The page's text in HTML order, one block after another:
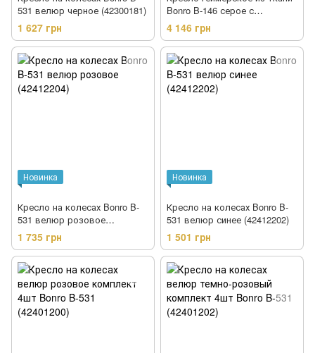
531 велюр черное (42300181)
1 627 грн
Bonro B-146 серое с
подставкой для ног
(42401177)
4 146 грн
Новинка
Кресло на колесах Bonro B-
531 велюр розовое
(42412204)
1 735 грн
Новинка
Кресло на колесах Bonro B-
531 велюр синее (42412202)
1 501 грн